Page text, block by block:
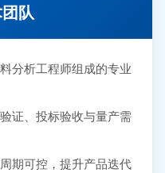
队
分析工程师组成的专业
证、投标验收与量产需
期可控，提升产品迭代